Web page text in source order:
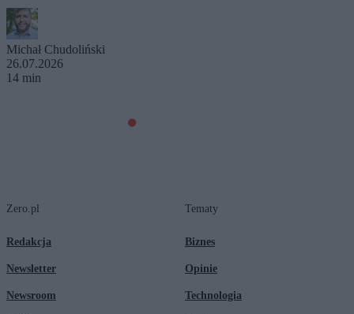
Michał Chudoliński
26.07.2026
14 min
Zero.pl
Redakcja
Newsletter
Newsroom
Tematy
Biznes
Opinie
Technologia